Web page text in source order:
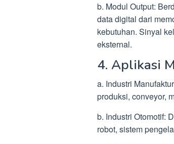
b. Modul Output:
data digital dari
kebutuhan. Sinyal
eksternal.
4. Aplikasi
a. Industri
produksi, conveyor,
b. Industri Otomotif:
robot, sistem